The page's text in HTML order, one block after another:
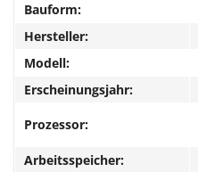
Bauform:
Hersteller:
Modell:
Erscheinungsjahr:
Prozessor:
Arbeitsspeicher: